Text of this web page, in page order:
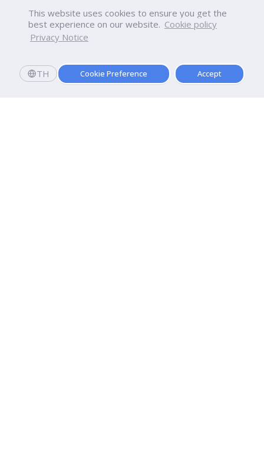
This website uses cookies to ensure you get the
best experience on our website. Cookie policy
Privacy Notice
TH Cookie Preference Accept